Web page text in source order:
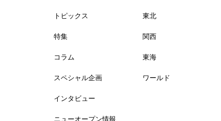
トピックス
特集
コラム
スペシャル企画
インタビュー
ニューオープン情報
東北
関西
東海
ワールド